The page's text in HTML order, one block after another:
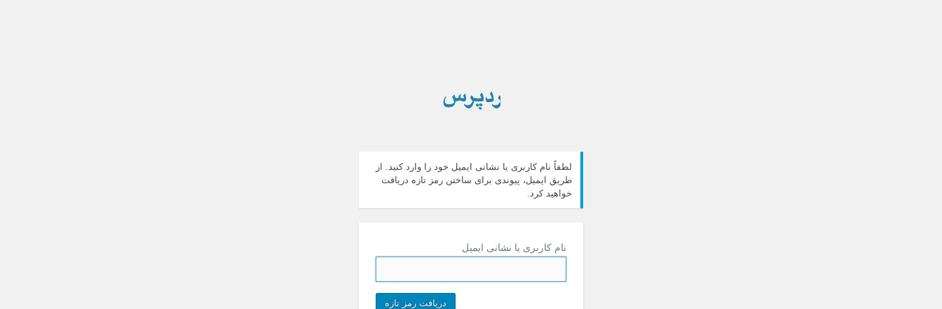
لطفاً نام کاربری یا نشانی ایمیل خود را‌ وارد کنید. از
طریق ایمیل، پیوندی برای ساختن رمز تازه دریافت
خواهید کرد.
نام کاربری یا نشانی ایمیل